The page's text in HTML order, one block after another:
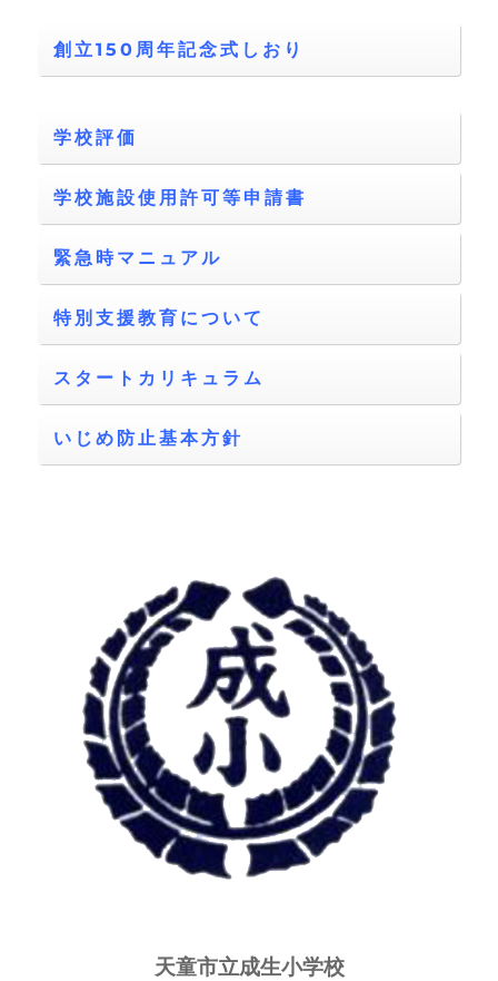
創立150周年記念式しおり
学校評価
学校施設使用許可等申請書
緊急時マニュアル
特別支援教育について
スタートカリキュラム
いじめ防止基本方針
天童市立成生小学校